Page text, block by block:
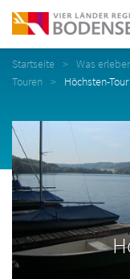
Startseite Was
Touren
Höchsten-Tour